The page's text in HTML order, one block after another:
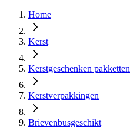
Home
Kerst
Kerstgeschenken pakketten
Kerstverpakkingen
Brievenbusgeschikt